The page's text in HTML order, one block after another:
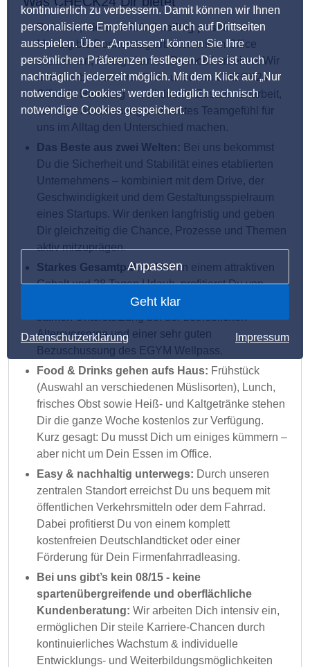
kontinuierlich zu verbessern. Damit können wir Ihnen
personalisierte Empfehlungen auch auf Drittseiten
ausspielen. Über „Anpassen” können Sie Ihre
persönlichen Präferenzen festlegen. Dies ist auch
nachträglich jederzeit möglich. Mit dem Klick auf „Nur
notwendige Cookies” werden lediglich technisch
notwendige Cookies gespeichert.
Anpassen
Geht klar
Datenschutzerklärung Impressum
Balance, die zum Arbeitsalltag passt:Von
Montag bis Donnerstag arbeiten wir im Office
zusammen, freitags kannst Du mobil arbeiten. Wir
arbeiten bewusst vor Ort in unserem CHECK24
Office in Hamburg – weil direkte Zusammenarbeit,
schnelle Abstimmung und echtes Teamgefühl für
uns im Alltag den Unterschied machen.
Das Beste aus zwei Welten: Bei uns bekommst
Du die Sicherheit und Stabilität eines etablierten
Unternehmens – kombiniert mit dem Drive, der
Geschwindigkeit und dem Gestaltungsspielraum
eines Startups. Wir denken langfristig und geben
Dir gleichzeitig die Chance, Prozesse und Themen
aktiv mitzuprägen.
Starkes Gesamtpaket:Neben einem attraktiven
Gehalt und 28 Tagen Urlaub, profitierst Du von
Gutscheinen für viele CHECK24-Produkte, einer
starken Unterstützung bei der betrieblichen
Altersvorsorge und einer sehr guten
Bezuschussung des EGYM Wellpass.
Food & Drinks gehen aufs Haus: Frühstück
(Auswahl an verschiedenen Müslisorten), Lunch,
frisches Obst sowie Heiß- und Kaltgetränke stehen
Dir die ganze Woche kostenlos zur Verfügung.
Kurz gesagt: Du musst Dich um einiges kümmern –
aber nicht um Dein Essen im Office.
Easy & nachhaltig unterwegs: Durch unseren
zentralen Standort erreichst Du uns bequem mit
öffentlichen Verkehrsmitteln oder dem Fahrrad.
Dabei profitierst Du von einem komplett
kostenfreien Deutschlandticket oder einer
Förderung für Dein Firmenfahrradleasing.
Bei uns gibt’s kein 08/15 - keine
spartenübergreifende und oberflächliche
Kundenberatung: Wir arbeiten Dich intensiv ein,
ermöglichen Dir steile Karriere-Chancen durch
kontinuierliches Wachstum & individuelle
Entwicklungs- und Weiterbildungsmöglichkeiten